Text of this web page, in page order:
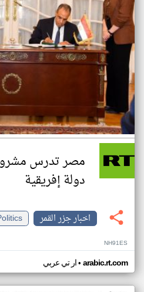
مصر تدرس
دولة إفريقية
اخبار جزر القمر
NH91ES
ار تي عربي• arabic.rt.com